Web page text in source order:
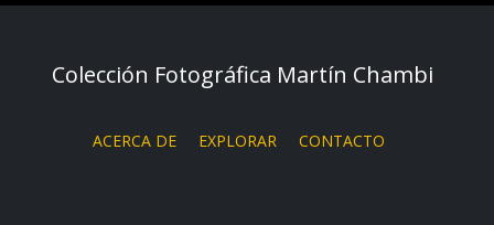
Colección Fotográfica Martín Chambi
ACERCA DE EXPLORAR CONTACTO